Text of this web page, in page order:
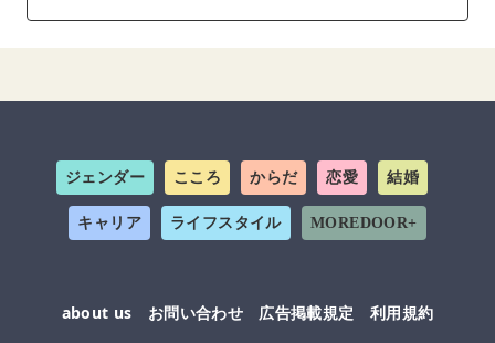
ジェンダー こころ からだ 恋愛 結婚
キャリア ライフスタイル MOREDOOR+
about us お問い合わせ 広告掲載規定 利用規約